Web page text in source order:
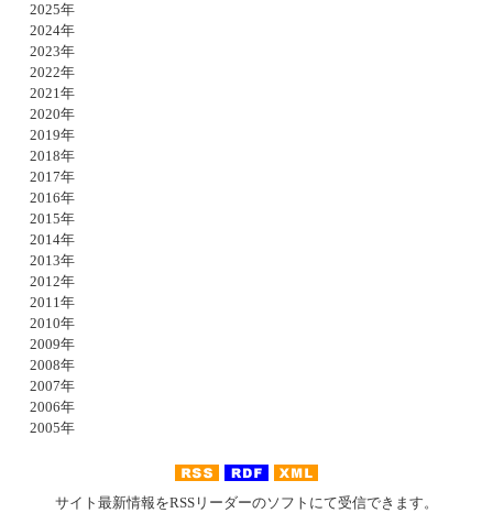
2025年
2024年
2023年
2022年
2021年
2020年
2019年
2018年
2017年
2016年
2015年
2014年
2013年
2012年
2011年
2010年
2009年
2008年
2007年
2006年
2005年
サイト最新情報をRSSリーダーのソフトにて受信できます。